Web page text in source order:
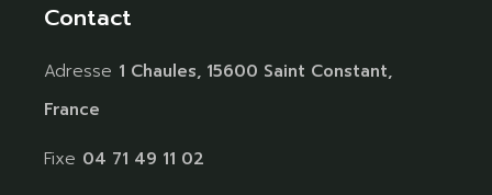
Contact
Adresse 1 Chaules, 15600 Saint Constant,
France
Fixe 04 71 49 11 02